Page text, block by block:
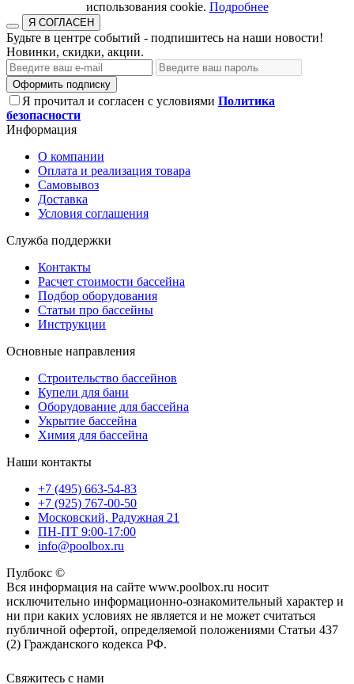
использования cookie.​​​​​​​ Подробнее
Я СОГЛАСЕН
Будьте в центре событий - подпишитесь на наши новости!
Новинки, скидки, акции.
Оформить подписку
Я прочитал и согласен с условиями Политика
безопасности
Информация
О компании
Оплата и реализация товара
Самовывоз
Доставка
Условия соглашения
Служба поддержки
Контакты
Расчет стоимости бассейна
Подбор оборудования
Статьи про бассейны
Инструкции
Основные направления
Строительство бассейнов
Купели для бани
Оборудование для бассейна
Укрытие бассейна
Химия для бассейна
Наши контакты
+7 (495) 663-54-83
+7 (925) 767-00-50
Московский, Радужная 21
ПН-ПТ 9:00-17:00
info@poolbox.ru
Пулбокс ©
Вся информация на сайте www.poolbox.ru носит
исключительно информационно-ознакомительный характер и
ни при каких условиях не является и не может считаться
публичной офертой, определяемой положениями Статьи 437
(2) Гражданского кодекса РФ.
Свяжитесь с нами